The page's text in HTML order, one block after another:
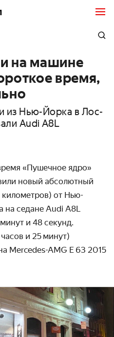
на машине
время,
из Нью-Йорка в Лос-
Audi A8L
«Пушечное ядро»
новый абсолютный
от Нью-
на седане Audi A8L
и 48 секунд.
и 25 минут)
Mercedes-AMG E 63 2015